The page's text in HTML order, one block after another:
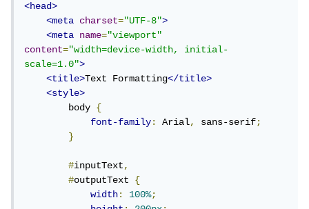
<head>
<meta
charset="UTF-8">
<meta
name="viewport"
content="width=device-width, initial-
scale=1.0">
<title>Text Formatting</title>
<style>
        body
{
font-family: Arial, sans-serif;
}
#inputText,
#outputText {
width: 100%;